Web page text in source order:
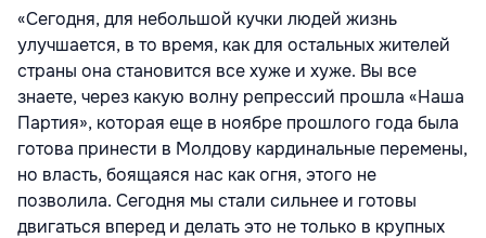
«Сегодня, для небольшой кучки людей жизнь
улучшается, в то время, как для остальных жителей
страны она становится все хуже и хуже. Вы все
знаете, через какую волну репрессий прошла «Наша
Партия», которая еще в ноябре прошлого года была
готова принести в Молдову кардинальные перемены,
но власть, боящаяся нас как огня, этого не
позволила. Сегодня мы стали сильнее и готовы
двигаться вперед и делать это не только в крупных